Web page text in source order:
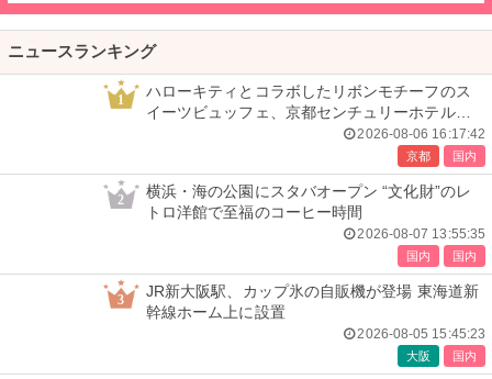
ニュースランキング
1
ハローキティとコラボしたリボンモチーフのス
イーツビュッフェ、京都センチュリーホテルで
2026-08-06 16:17:42
京都 国内
2
横浜・海の公園にスタバオープン “文化財”のレ
トロ洋館で至福のコーヒー時間
2026-08-07 13:55:35
国内 国内
3
JR新大阪駅、カップ氷の自販機が登場 東海道新
幹線ホーム上に設置
2026-08-05 15:45:23
大阪 国内